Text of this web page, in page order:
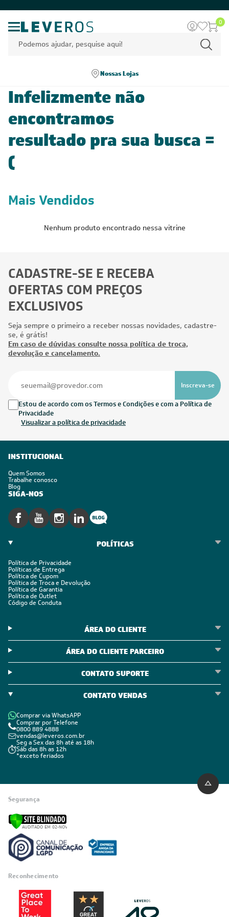
0
Nossas Lojas
Infelizmente não
encontramos
resultado pra sua busca =
(
Mais Vendidos
Nenhum produto encontrado nessa vitrine
CADASTRE-SE E RECEBA
OFERTAS COM PREÇOS
EXCLUSIVOS
Seja sempre o primeiro a receber nossas novidades, cadastre-
se, é grátis!
Em caso de dúvidas consulte nossa política de troca,
devolução e cancelamento.
Inscreva-se
Estou de acordo com os Termos e Condições e com a Política de
Privacidade
Visualizar a política de privacidade
INSTITUCIONAL
Quem Somos
Trabalhe conosco
Blog
SIGA-NOS
POLÍTICAS
Política de Privacidade
Políticas de Entrega
Política de Cupom
Política de Troca e Devolução
Política de Garantia
Política de Outlet
Código de Conduta
ÁREA DO CLIENTE
ÁREA DO CLIENTE PARCEIRO
CONTATO SUPORTE
CONTATO VENDAS
Comprar via WhatsAPP
Comprar por Telefone
0800 889 4888
vendas@leveros.com.br
Seg a Sex das 8h até as 18h
Sáb das 8h as 12h
*exceto feriados
Segurança
Reconhecimento